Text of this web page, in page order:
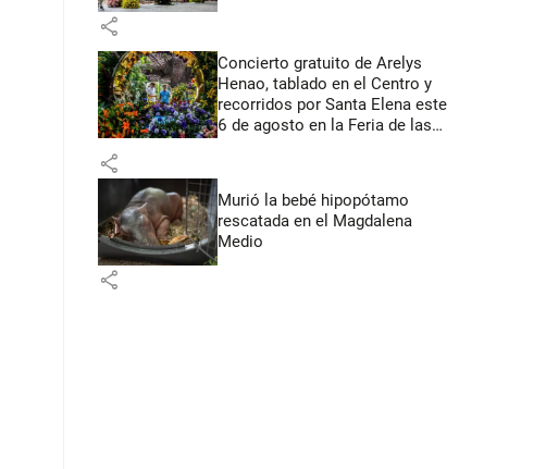
share
Concierto gratuito de Arelys
Henao, tablado en el Centro y
recorridos por Santa Elena este
6 de agosto en la Feria de las
share
Murió la bebé hipopótamo
rescatada en el Magdalena
Medio
share